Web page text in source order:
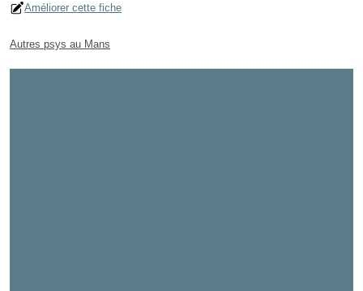
Améliorer cette fiche
Autres psys au Mans